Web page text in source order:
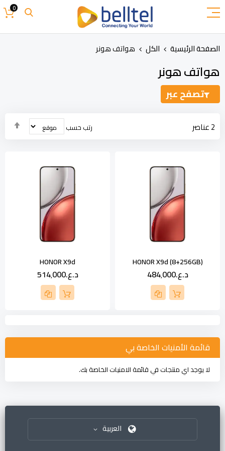
إلى
المحتوى
0
الصفحة الرئيسية الكل هواتف هونر
هواتف هونر
2عناصر رتب حسب
HONOR X9d (8+256GB)
د.ع.‏484٬000
HONOR X9d
د.ع.‏514٬000
تصفح عبر
قائمة الأمنيات الخاصة بي
لا يوجد اي منتجات في قائمة الامنيات الخاصة بك.
العربية